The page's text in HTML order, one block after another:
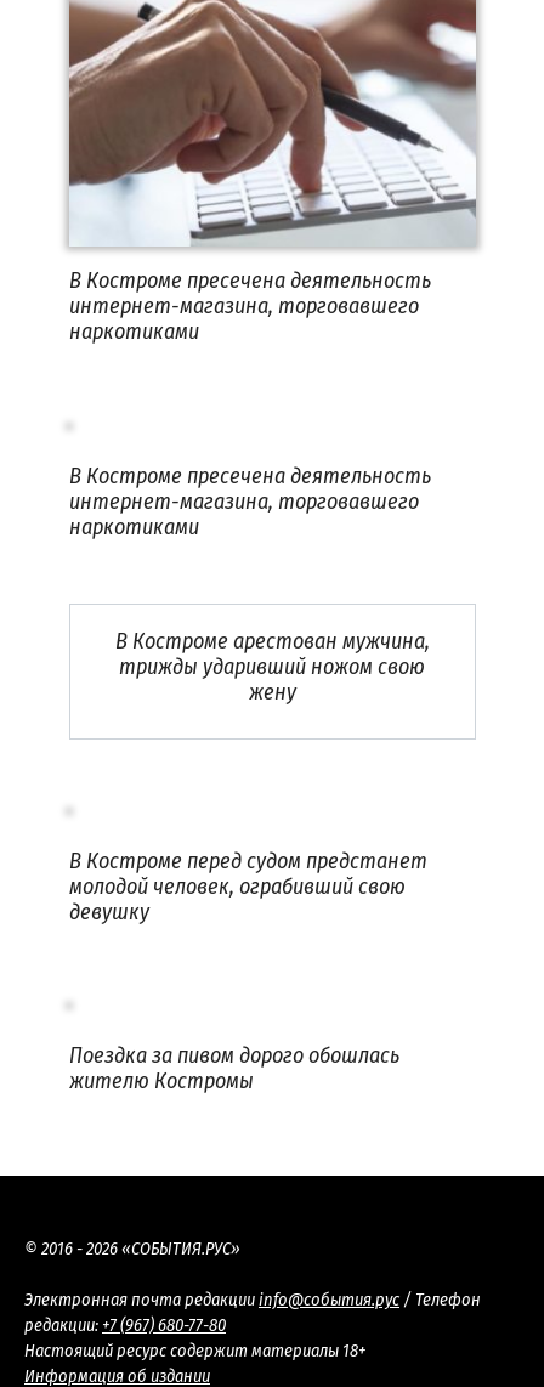
В Костроме пресечена деятельность
интернет-магазина, торговавшего
наркотиками
В Костроме пресечена деятельность
интернет-магазина, торговавшего
наркотиками
В Костроме арестован мужчина,
трижды ударивший ножом свою
жену
В Костроме перед судом предстанет
молодой человек, ограбивший свою
девушку
Поездка за пивом дорого обошлась
жителю Костромы
© 2016 - 2026 «СОБЫТИЯ.РУС»
Электронная почта редакцииinfo@события.рус / Телефон
редакции: +7 (967) 680-77-80
Настоящий ресурс содержит материалы 18+
Информация об издании